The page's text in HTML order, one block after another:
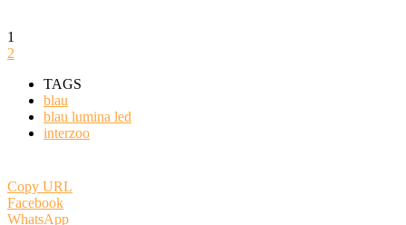
1
2
TAGS
blau
blau lumina led
interzoo
Copy URL
Facebook
WhatsApp